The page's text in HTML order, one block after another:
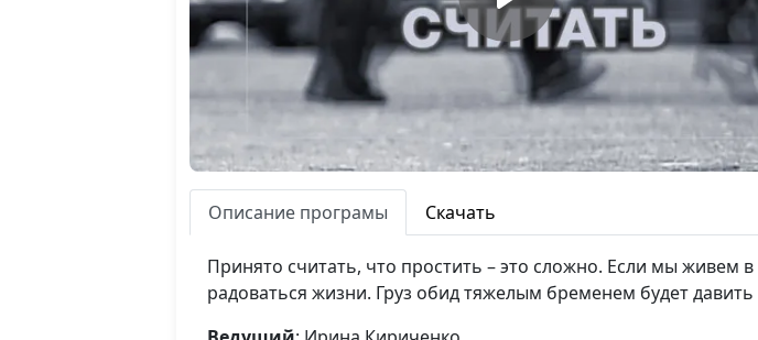
Описание програмы Скачать
Принято считать, что простить – это сложно. Если мы
радоваться жизни. Груз обид тяжелым бременем будет